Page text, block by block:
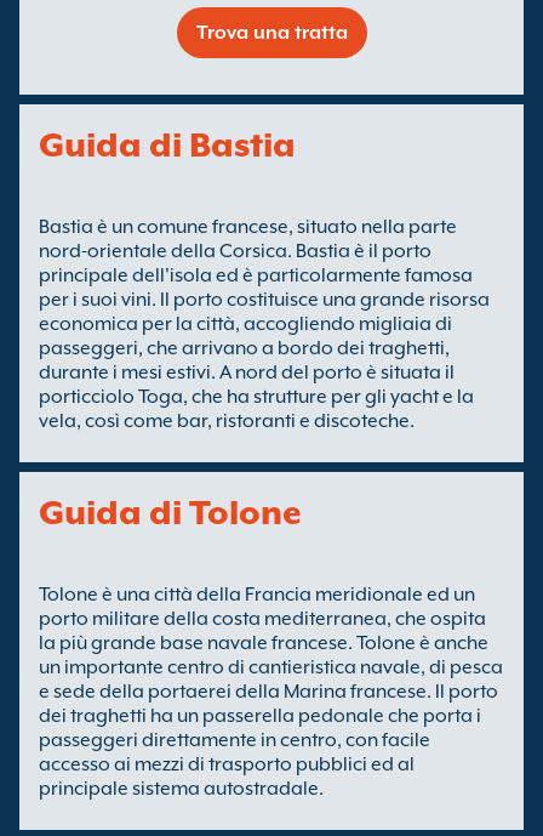
Trova una tratta
Guida di Bastia
Bastia è un comune francese, situato nella parte
nord-orientale della Corsica. Bastia è il porto
principale dell'isola ed è particolarmente famosa
per i suoi vini. Il porto costituisce una grande risorsa
economica per la città, accogliendo migliaia di
passeggeri, che arrivano a bordo dei traghetti,
durante i mesi estivi. A nord del porto è situata il
porticciolo Toga, che ha strutture per gli yacht e la
vela, così come bar, ristoranti e discoteche.
Guida di Tolone
Tolone è una città della Francia meridionale ed un
porto militare della costa mediterranea, che ospita
la più grande base navale francese. Tolone è anche
un importante centro di cantieristica navale, di pesca
e sede della portaerei della Marina francese. Il porto
dei traghetti ha un passerella pedonale che porta i
passeggeri direttamente in centro, con facile
accesso ai mezzi di trasporto pubblici ed al
principale sistema autostradale.